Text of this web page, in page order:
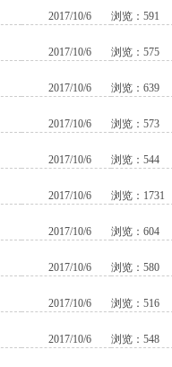
2017/10/6 浏览：591
2017/10/6 浏览：575
2017/10/6 浏览：639
2017/10/6 浏览：573
2017/10/6 浏览：544
2017/10/6 浏览：1731
2017/10/6 浏览：604
2017/10/6 浏览：580
2017/10/6 浏览：516
2017/10/6 浏览：548